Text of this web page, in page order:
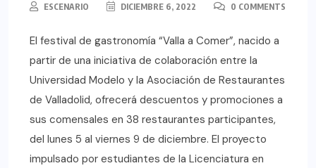
ESCENARIO DICIEMBRE 6, 2022 0 COMMENTS
El festival de gastronomía “Valla a Comer”, nacido a
partir de una iniciativa de colaboración entre la
Universidad Modelo y la Asociación de Restaurantes
de Valladolid, ofrecerá descuentos y promociones a
sus comensales en 38 restaurantes participantes,
del lunes 5 al viernes 9 de diciembre. El proyecto
impulsado por estudiantes de la Licenciatura en